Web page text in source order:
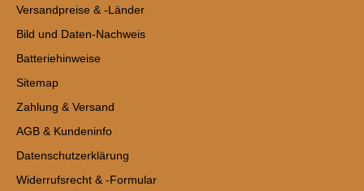
Versandpreise & -Länder
Bild und Daten-Nachweis
Batteriehinweise
Sitemap
Zahlung & Versand
AGB & Kundeninfo
Datenschutzerklärung
Widerrufsrecht & -Formular